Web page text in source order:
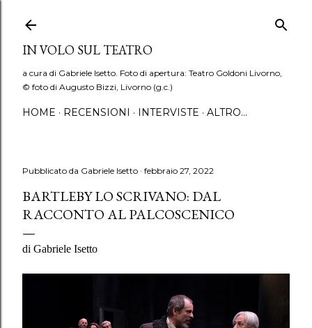
IN VOLO SUL TEATRO
a cura di Gabriele Isetto. Foto di apertura: Teatro Goldoni Livorno,
© foto di Augusto Bizzi, Livorno (g.c.)
HOME RECENSIONI INTERVISTE ALTRO…
Pubblicato da Gabriele Isetto febbraio 27, 2022
BARTLEBY LO SCRIVANO: DAL
RACCONTO AL PALCOSCENICO
di Gabriele Isetto